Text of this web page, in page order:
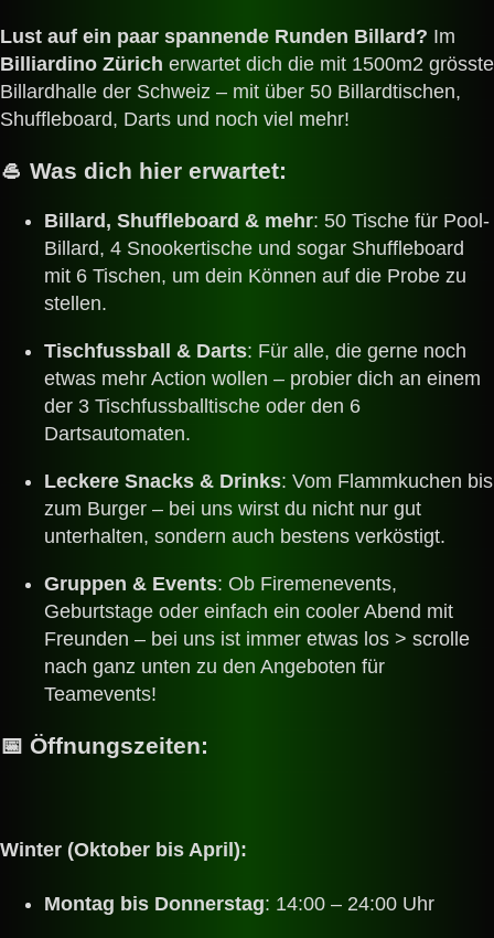
Lust auf ein paar spannende Runden Billard? Im
Billiardino Zürich erwartet dich die mit 1500m2 grösste
Billardhalle der Schweiz – mit über 50 Billardtischen,
Shuffleboard, Darts und noch viel mehr!
🥌 Was dich hier erwartet:
Billard, Shuffleboard & mehr: 50 Tische für Pool-
Billard, 4 Snookertische und sogar Shuffleboard
mit 6 Tischen, um dein Können auf die Probe zu
stellen.
Tischfussball & Darts: Für alle, die gerne noch
etwas mehr Action wollen – probier dich an einem
der 3 Tischfussballtische oder den 6
Dartsautomaten.
Leckere Snacks & Drinks: Vom Flammkuchen bis
zum Burger – bei uns wirst du nicht nur gut
unterhalten, sondern auch bestens verköstigt.
Gruppen & Events: Ob Firemenevents,
Geburtstage oder einfach ein cooler Abend mit
Freunden – bei uns ist immer etwas los > scrolle
nach ganz unten zu den Angeboten für
Teamevents!
📅 Öffnungszeiten:
Winter (Oktober bis April):
Montag bis Donnerstag: 14:00 – 24:00 Uhr